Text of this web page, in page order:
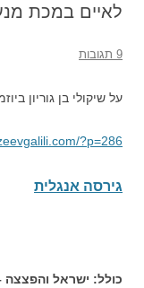
לאיים במכת
9 תגובות
על שיקולי בן גוריון
?p=286
גירסה אנגלית
כולל: ישראל והפצצה